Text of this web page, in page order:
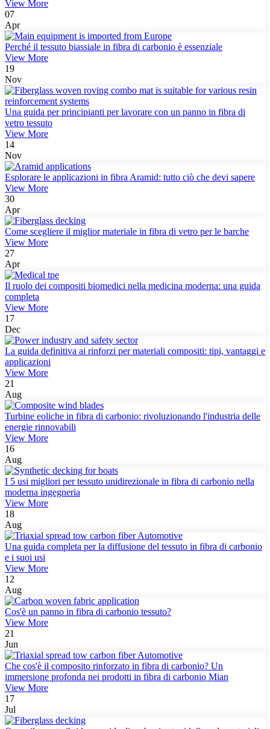
View More
07
Apr
Perché il tessuto biassiale in fibra di carbonio è essenziale
View More
19
Nov
Una guida per principianti per lavorare con un panno in fibra di
vetro tessuto
View More
14
Nov
Esplorare le applicazioni in fibra Aramid: tutto ciò che devi sapere
View More
30
Apr
Come scegliere il miglior materiale in fibra di vetro per le barche
View More
27
Apr
Il ruolo dei compositi biomedici nella medicina moderna: una guida
completa
View More
17
Dec
La guida definitiva ai rinforzi per materiali compositi: tipi, vantaggi e
applicazioni
View More
21
Aug
Turbine eoliche in fibra di carbonio: rivoluzionando l'industria delle
energie rinnovabili
View More
16
Aug
I 5 usi migliori per tessuto unidirezionale in fibra di carbonio nella
moderna ingegneria
View More
18
Aug
Una guida completa per la diffusione del tessuto in fibra di carbonio
e i suoi usi
View More
12
Aug
Cos'è un panno in fibra di carbonio tessuto?
View More
21
Jun
Che cos'è il composito rinforzato in fibra di carbonio? Un
immersione profonda nei prodotti in fibra di carbonio Mian
View More
17
Jul